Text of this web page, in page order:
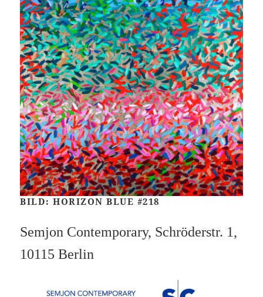
BILD: HORIZON BLUE #218
Semjon Contemporary, Schröderstr. 1,
10115 Berlin